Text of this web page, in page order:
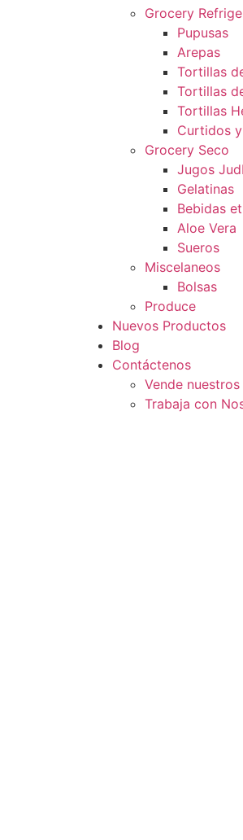
Grocery
Pupusas
Arepas
Tortillas
Tortillas
Tortillas
Curtidos
Grocery Seco
Jugos
Gelatinas
Bebidas
Aloe Vera
Sueros
Miscelaneos
Bolsas
Produce
Nuevos Productos
Blog
Contáctenos
Vende
Trabaja con